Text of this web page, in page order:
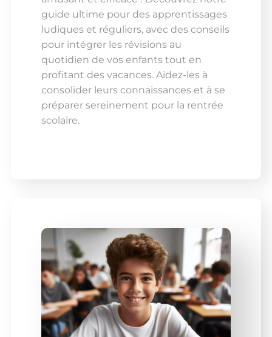
guide ultime pour des apprentissages
ludiques et réguliers, avec des conseils
pour intégrer les révisions au
quotidien de vos enfants tout en
profitant des vacances. Aidez-les à
consolider leurs connaissances et à se
préparer sereinement pour la rentrée
scolaire.